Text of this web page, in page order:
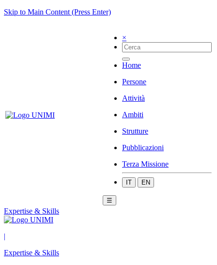
Skip to Main Content (Press Enter)
×
Home
Persone
Attività
Ambiti
Strutture
Pubblicazioni
Terza Missione
IT EN
☰
Expertise & Skills
|
Expertise & Skills